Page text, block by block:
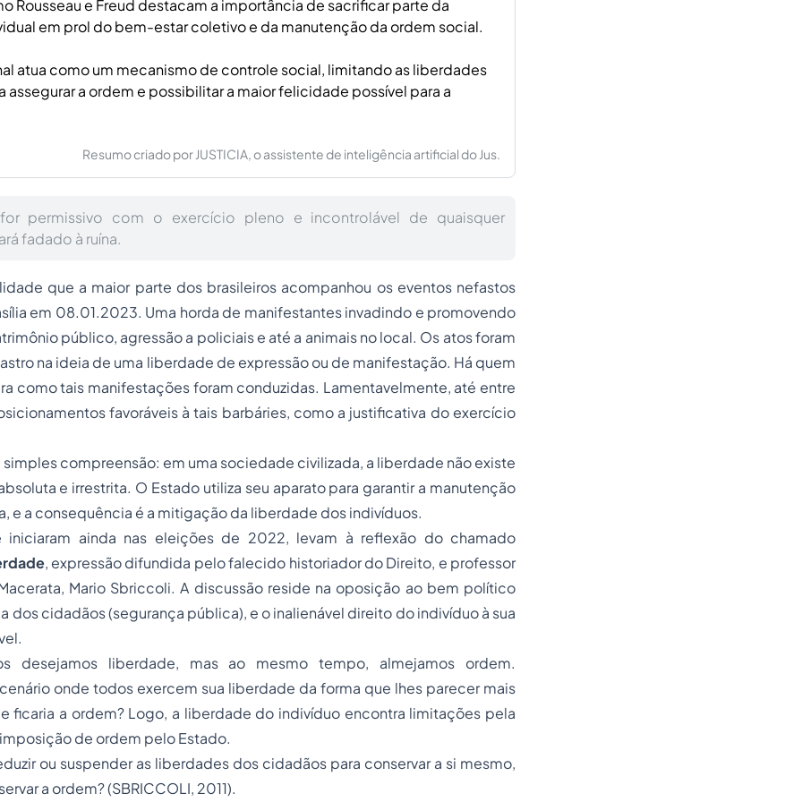
Rousseau e Freud destacam a importância de sacrificar parte da
em prol do bem-estar coletivo e da manutenção da ordem social.
atua como um mecanismo de controle social, limitando as liberdades
assegurar a ordem e possibilitar a maior felicidade possível para a
Resumo criado por JUSTICIA, o assistente de inteligência artificial do Jus.
permissivo com o exercício pleno e incontrolável de quaisquer
fadado à ruína.
que a maior parte dos brasileiros acompanhou os eventos nefastos
em 08.01.2023. Uma horda de manifestantes invadindo e promovendo
público, agressão a policiais e até a animais no local. Os atos foram
na ideia de uma liberdade de expressão ou de manifestação. Há quem
como tais manifestações foram conduzidas. Lamentavelmente, até entre
favoráveis à tais barbáries, como a justificativa do exercício
compreensão: em uma sociedade civilizada, a liberdade não existe
e irrestrita. O Estado utiliza seu aparato para garantir a manutenção
e a consequência é a mitigação da liberdade dos indivíduos.
iniciaram ainda nas eleições de 2022, levam à reflexão do chamado
, expressão difundida pelo falecido historiador do Direito, e professor
, Mario Sbriccoli. A discussão reside na oposição ao bem político
dos cidadãos (segurança pública), e o inalienável direito do indivíduo à sua
desejamos liberdade, mas ao mesmo tempo, almejamos ordem.
onde todos exercem sua liberdade da forma que lhes parecer mais
ficaria a ordem?Logo, a liberdade do indivíduo encontra limitações pela
de ordem pelo Estado.
ou suspenderas liberdades dos cidadãos para conservar a si mesmo,
a ordem?(SBRICCOLI, 2011).